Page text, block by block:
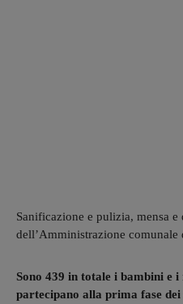
Sanificazione e pulizia, mensa
dell’Amministrazione comunale
Sono 439 in totale i bambini e
partecipano alla prima fase